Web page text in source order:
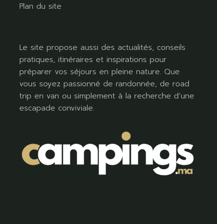
Plan du site
Le site propose aussi des actualités, conseils
pratiques, itinéraires et inspirations pour
préparer vos séjours en pleine nature. Que
vous soyez passionné de randonnée, de road
trip en van ou simplement à la recherche d’une
escapade conviviale.